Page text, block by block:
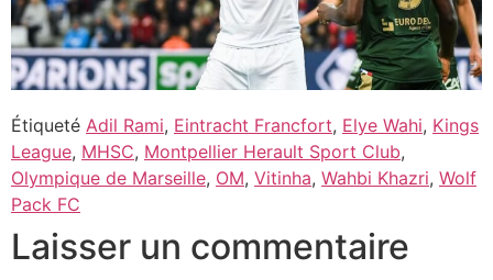
Étiqueté Adil Rami, Eintracht Francfort, Elye Wahi, Kings
League, MHSC, Montpellier Herault Sport Club,
Olympique de Marseille, OM, Vitinha, Wahbi Khazri, Wolf
Pack FC
Laisser un commentaire